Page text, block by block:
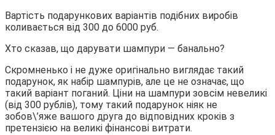
Вартість подарункових варіантів подібних виробів
коливається від 300 до 6000 руб.
Хто сказав, що дарувати шампури — банально?
Скромненько і не дуже оригінально виглядає такий
подарунок, як набір шампурів, але це не означає, що
такий варіант поганий. Ціни на шампури зовсім невеликі
(від 300 рублів), тому такий подарунок ніяк не
зобов\’яже вашого друга до відповідних кроків з
претензією на великі фінансові витрати.